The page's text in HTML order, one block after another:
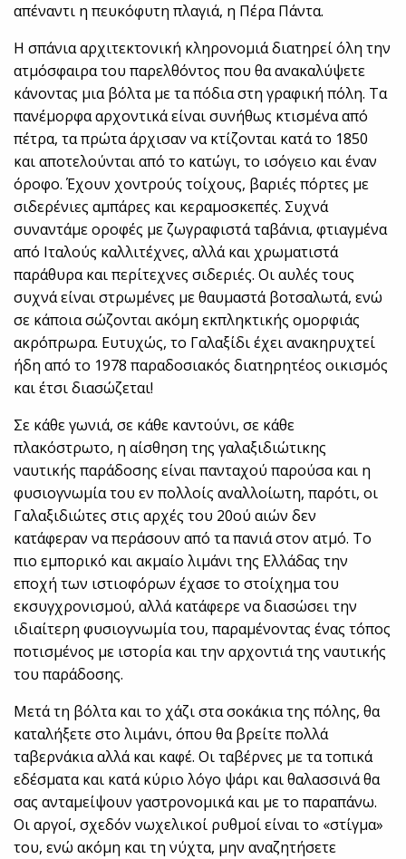
απέναντι η πευκόφυτη πλαγιά, η Πέρα Πάντα.
Η σπάνια αρχιτεκτονική κληρονομιά διατηρεί όλη την
ατμόσφαιρα του παρελθόντος που θα ανακαλύψετε
κάνοντας μια βόλτα με τα πόδια στη γραφική πόλη. Τα
πανέμορφα αρχοντικά είναι συνήθως κτισμένα από
πέτρα, τα πρώτα άρχισαν να κτίζονται κατά το 1850
και αποτελούνται από το κατώγι, το ισόγειο και έναν
όροφο. Έχουν χοντρούς τοίχους, βαριές πόρτες με
σιδερένιες αμπάρες και κεραμοσκεπές. Συχνά
συναντάμε οροφές με ζωγραφιστά ταβάνια, φτιαγμένα
από Ιταλούς καλλιτέχνες, αλλά και χρωματιστά
παράθυρα και περίτεχνες σιδεριές. Οι αυλές τους
συχνά είναι στρωμένες με θαυμαστά βοτσαλωτά, ενώ
σε κάποια σώζονται ακόμη εκπληκτικής ομορφιάς
ακρόπρωρα. Ευτυχώς, το Γαλαξίδι έχει ανακηρυχτεί
ήδη από το 1978 παραδοσιακός διατηρητέος οικισμός
και έτσι διασώζεται!
Σε κάθε γωνιά, σε κάθε καντούνι, σε κάθε
πλακόστρωτο, η αίσθηση της γαλαξιδιώτικης
ναυτικής παράδοσης είναι πανταχού παρούσα και η
φυσιογνωμία του εν πολλοίς αναλλοίωτη, παρότι, οι
Γαλαξιδιώτες στις αρχές του 20ού αιών δεν
κατάφεραν να περάσουν από τα πανιά στον ατμό. Το
πιο εμπορικό και ακμαίο λιμάνι της Ελλάδας την
εποχή των ιστιοφόρων έχασε το στοίχημα του
εκσυγχρονισμού, αλλά κατάφερε να διασώσει την
ιδιαίτερη φυσιογνωμία του, παραμένοντας ένας τόπος
ποτισμένος με ιστορία και την αρχοντιά της ναυτικής
του παράδοσης.
Μετά τη βόλτα και το χάζι στα σοκάκια της πόλης, θα
καταλήξετε στο λιμάνι, όπου θα βρείτε πολλά
ταβερνάκια αλλά και καφέ. Οι ταβέρνες με τα τοπικά
εδέσματα και κατά κύριο λόγο ψάρι και θαλασσινά θα
σας ανταμείψουν γαστρονομικά και με το παραπάνω.
Οι αργοί, σχεδόν νωχελικοί ρυθμοί είναι το «στίγμα»
του, ενώ ακόμη και τη νύχτα, μην αναζητήσετε